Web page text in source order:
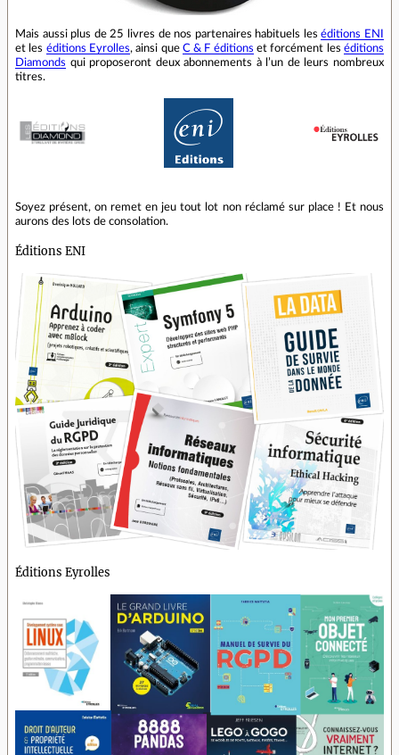
Mais aussi plus de 25 livres de nos partenaires habituels leséditions ENI
et les éditions Eyrolles, ainsi que C & F éditions et forcément leséditions
Diamonds qui proposeront deux abonnements à l’un de leurs nombreux
titres.
Soyez présent, on remet en jeu tout lot non réclamé sur place ! Et nous
aurons des lots de consolation.
Éditions ENI
Éditions Eyrolles